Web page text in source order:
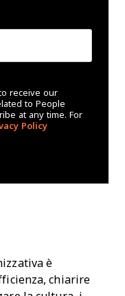
receive our
to People
at any time. For
Policy
è
chiarire